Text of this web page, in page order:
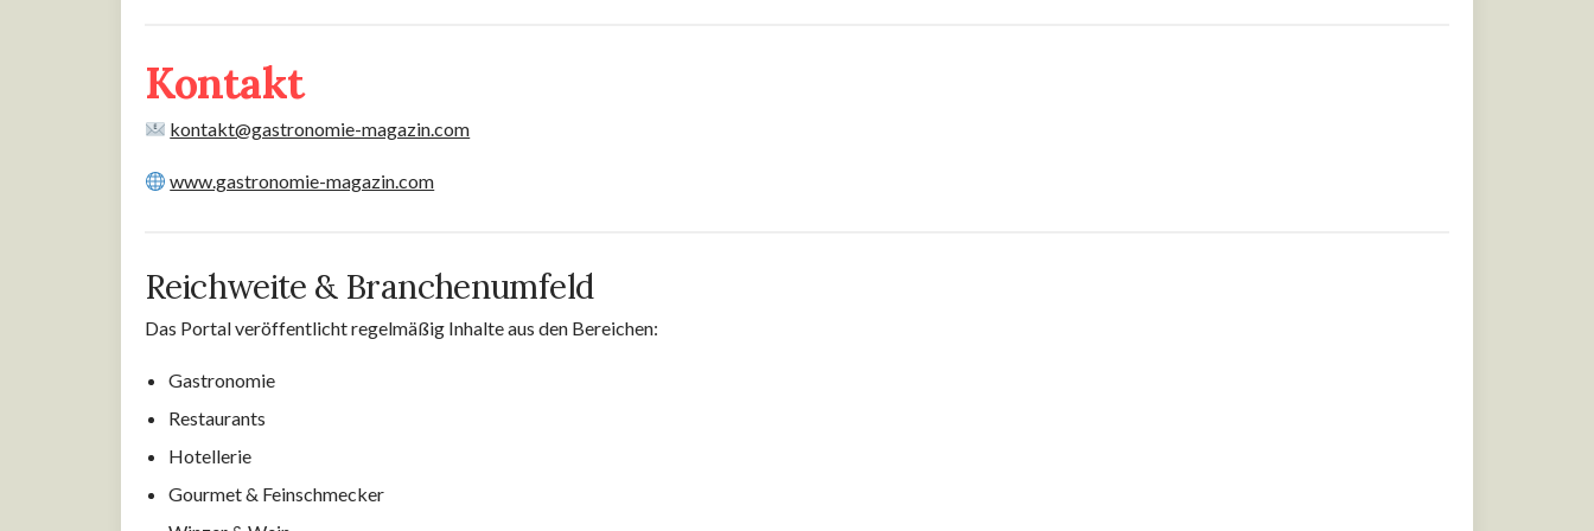
Kontakt
kontakt@gastronomie-magazin.com
www.gastronomie-magazin.com
Reichweite & Branchenumfeld
Das Portal veröffentlicht regelmäßig Inhalte aus den Bereichen:
Gastronomie
Restaurants
Hotellerie
Gourmet & Feinschmecker